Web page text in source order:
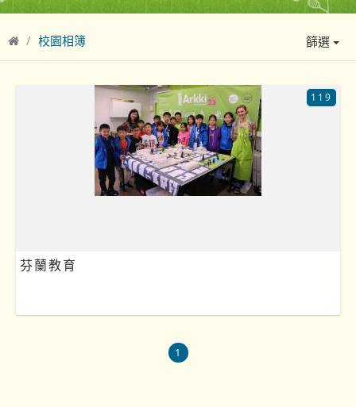
校園相簿 篩選
芬蘭教育
119
1